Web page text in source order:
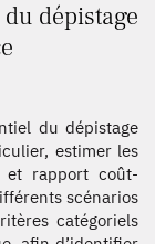
dépistage
du dépistage
estimer les
et rapport coût-
scénarios
catégoriels